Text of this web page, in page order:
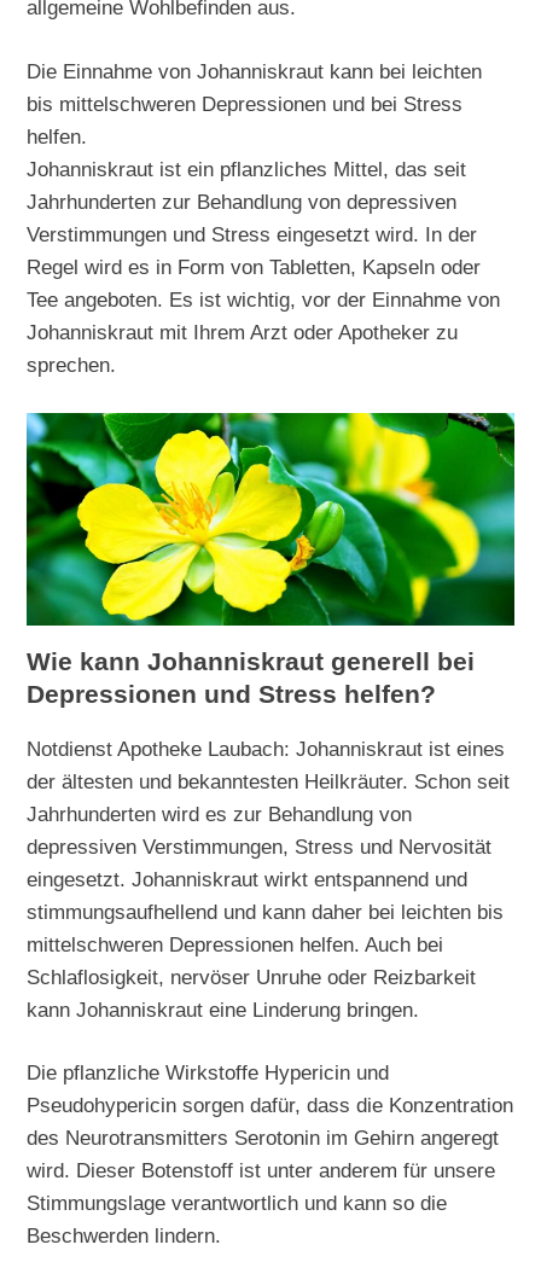
allgemeine Wohlbefinden aus.
Die Einnahme von Johanniskraut kann bei leichten
bis mittelschweren Depressionen und bei Stress
helfen.
Johanniskraut ist ein pflanzliches Mittel, das seit
Jahrhunderten zur Behandlung von depressiven
Verstimmungen und Stress eingesetzt wird. In der
Regel wird es in Form von Tabletten, Kapseln oder
Tee angeboten. Es ist wichtig, vor der Einnahme von
Johanniskraut mit Ihrem Arzt oder Apotheker zu
sprechen.
Wie kann Johanniskraut generell bei
Depressionen und Stress helfen?
Notdienst Apotheke Laubach: Johanniskraut ist eines
der ältesten und bekanntesten Heilkräuter. Schon seit
Jahrhunderten wird es zur Behandlung von
depressiven Verstimmungen, Stress und Nervosität
eingesetzt. Johanniskraut wirkt entspannend und
stimmungsaufhellend und kann daher bei leichten bis
mittelschweren Depressionen helfen. Auch bei
Schlaflosigkeit, nervöser Unruhe oder Reizbarkeit
kann Johanniskraut eine Linderung bringen.
Die pflanzliche Wirkstoffe Hypericin und
Pseudohypericin sorgen dafür, dass die Konzentration
des Neurotransmitters Serotonin im Gehirn angeregt
wird. Dieser Botenstoff ist unter anderem für unsere
Stimmungslage verantwortlich und kann so die
Beschwerden lindern.